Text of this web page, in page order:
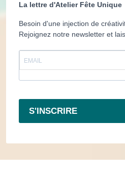
La lettre d'Atelier Fête Unique
Besoin d'une injection de
Rejoignez notre newsletter et
S'INSCRIRE